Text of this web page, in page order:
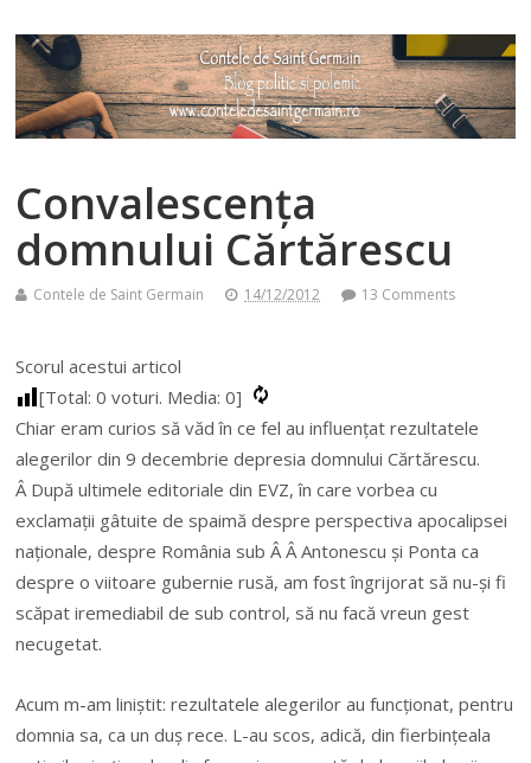
Convalescența
domnului Cărtărescu
Contele de Saint Germain 14/12/2012 13 Comments
Scorul acestui articol
[Total:0 voturi. Media:0]
Chiar eram curios să văd în ce fel au influențat rezultatele
alegerilor din 9 decembrie depresia domnului Cărtărescu.
Â După ultimele editoriale din EVZ, în care vorbea cu
exclamații gâtuite de spaimă despre perspectiva apocalipsei
naționale, despre România sub Â Â Antonescu și Ponta ca
despre o viitoare gubernie rusă, am fost îngrijorat să nu-și fi
scăpat iremediabil de sub control, să nu facă vreun gest
necugetat.
Acum m-am liniștit: rezultatele alegerilor au funcționat, pentru
domnia sa, ca un duș rece. L-au scos, adică, din fierbințeala